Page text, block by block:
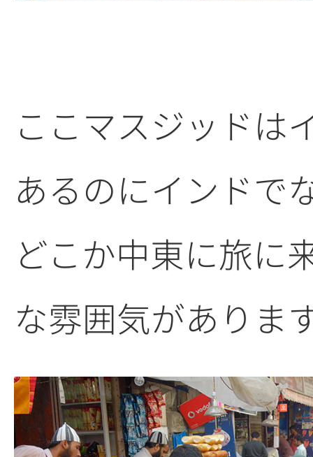
ここマスジッドは
あるのにインドで
どこか中東に旅に
な雰囲気がありま